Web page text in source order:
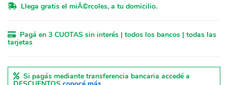
Llega gratis el miÃ©rcoles, a tu domicilio.
Pagá en 3 CUOTAS sin interés | todos los bancos | todas las
tarjetas
Si pagás mediante transferencia bancaria accedé a